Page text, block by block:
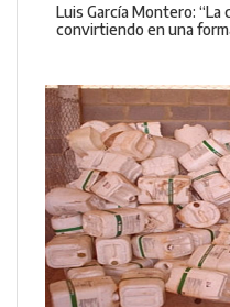
Luis García Montero:
convirtiendo en una